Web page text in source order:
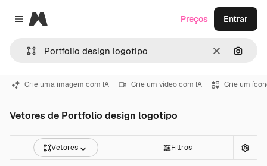
Close menu
Magnific
Limpar
Preços Entrar
Crie uma imagem com IA Crie um vídeo com IA Crie um
Vetores de Portfolio design logotipo
Vetores Filtros